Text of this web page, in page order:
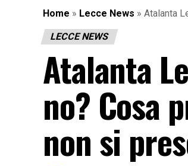
Home » Lecce News » Atalanta
LECCE NEWS
Atalanta
no? Cosa
non si